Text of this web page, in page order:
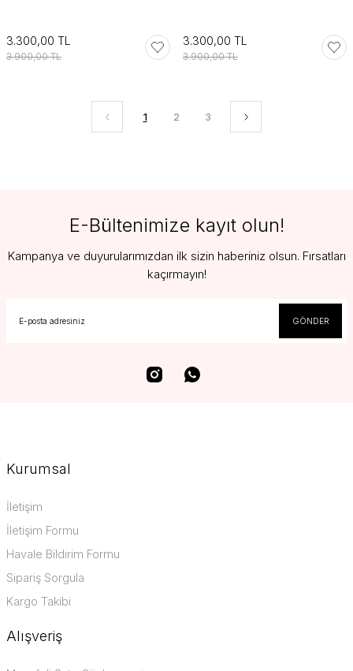
3.300,00 TL
3.900,00 TL
3.300,00 TL
3.900,00 TL
1 2 3
E-Bültenimize kayıt olun!
Kampanya ve duyurularımızdan ilk sizin haberiniz olsun. Fırsatları
kaçırmayın!
GÖNDER
Kurumsal
İletişim
İletişim Formu
Havale Bildirim Formu
Sipariş Sorgula
Kargo Takibi
Alışveriş